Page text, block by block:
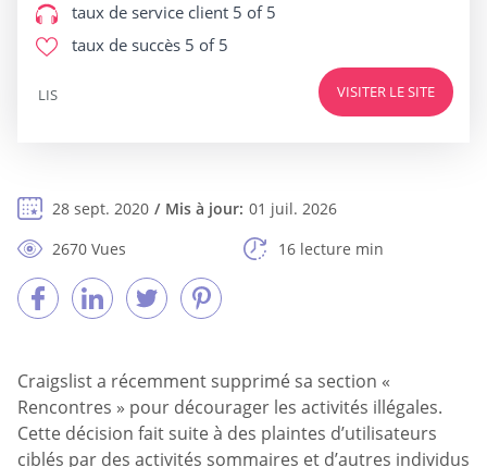
taux de service client 5 of 5
taux de succès 5 of 5
VISITER LE SITE
LIS
28 sept. 2020 Mis à jour: 01 juil. 2026
2670 Vues
16 lecture min
Craigslist a récemment supprimé sa section «
Rencontres » pour décourager les activités illégales.
Cette décision fait suite à des plaintes d’utilisateurs
ciblés par des activités sommaires et d’autres individus